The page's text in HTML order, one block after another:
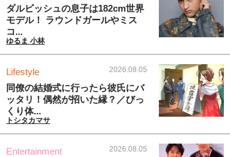
ダルビッシュの息子は182cm世界
モデル！ ラウンドガールやミス
コ...
ゆるま 小林
Lifestyle 2026.08.05
同僚の結婚式に行ったら彼氏にバ
ッタリ！偶然が招いた縁？／びっ
くり体...
トシタカマサ
Entertainment 2026.08.05